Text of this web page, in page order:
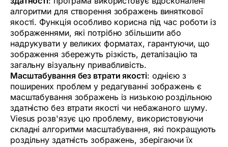
алгоритми для створення зображень виняткової
якості. Функція особливо корисна під час роботи із
зображеннями, які потрібно збільшити або
надрукувати у великих форматах, гарантуючи, що
зображення збережуть різкість, деталізацію та
загальну візуальну привабливість.
Масштабування без втрати якості: однією з
поширених проблем у редагуванні зображень є
масштабування зображень із низькою роздільною
здатністю без втрати якості чи небажаного шуму.
Viesus розв'язує цю проблему, використовуючи
складні алгоритми масштабування, які покращують
роздільну здатність зображень, зберігаючи їх